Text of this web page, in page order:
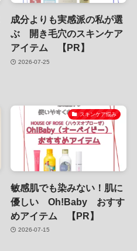
成分よりも実感派の私が選
ぶ 開き毛穴のスキンケア
アイテム 【PR】
2026-07-25
スキンケア悩み
敏感肌でも染みない！肌に
優しい Oh!Baby おすす
めアイテム 【PR】
2026-07-15